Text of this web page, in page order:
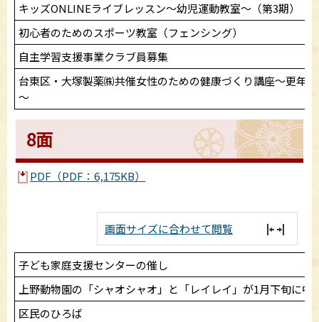
キッズONLINEライブレッスン〜幼児運動教室〜（第3期）
初心者のためのスポーツ教室（フェンシング）
自主学習支援事業クラブ員募集
台東区・大塚製薬㈱共催女性のための健康づくり講座～更年
～
8面
PDF（PDF：6,175KB）
画面サイズに合わせて閲覧
子ども家庭支援センターの催し
上野動物園の「シャオシャオ」と「レイレイ」が1月下旬に中
区民のひろば